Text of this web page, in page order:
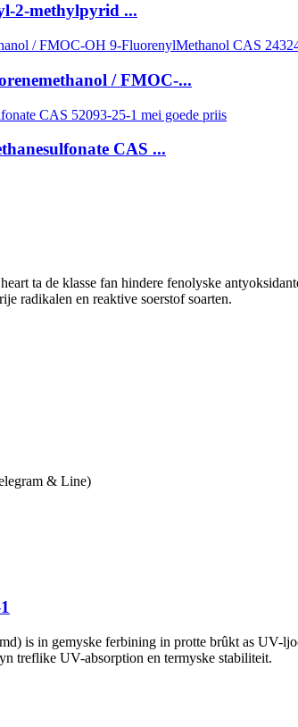
2-methylpyrid ...
/ FMOC-...
CAS ...
ta de klasse fan hindere fenolyske
radikalen en reaktive soerstof soarten.
& Line)
is in gemyske ferbining in protte brûkt as UV-
treflike UV-absorption en termyske stabiliteit.